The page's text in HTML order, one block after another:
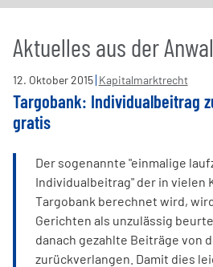
Aktuelles aus der
12. Oktober2015 Kapitalmarktrecht
Targobank: Individualbeitrag
gratis
Der sogenannte "einmalige
Individualbeitrag" der in vielen
Targobank berechnet wird,
Gerichten als unzulässig
danach gezahlte Beiträge von
zurückverlangen. Damit dies